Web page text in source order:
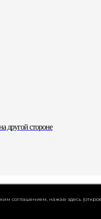
другой стороне
соглашением, нажав здесь